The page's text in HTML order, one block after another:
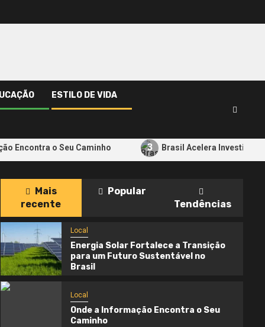
ESTILO DE VIDA
Encontra o Seu Caminho 3 Brasil Acelera
Mais
recente
Popular
Tendências
Local
Energia Solar Fortalece a Transição
para um Futuro Sustentável no
Brasil
Local
Onde a Informação Encontra o Seu
Caminho